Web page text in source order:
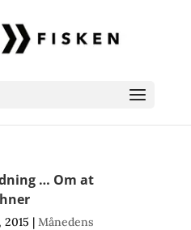
… Om at
2015 | Månedens